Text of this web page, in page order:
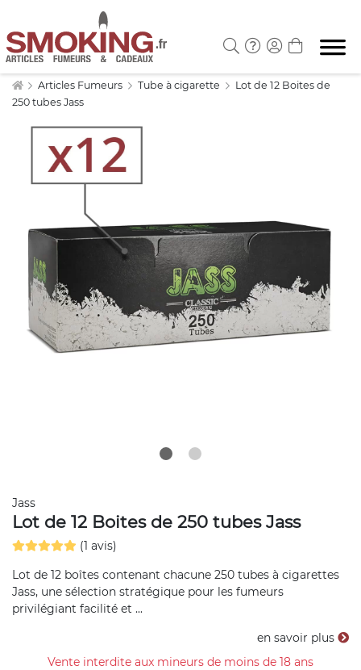
Articles Fumeurs Tube à cigarette
Lot de 12 Boites de
250 tubes Jass
Jass
Lot de 12 Boites de 250 tubes Jass
(1 avis)
Lot de 12 boîtes contenant chacune 250 tubes à cigarettes
Jass, une sélection stratégique pour les fumeurs
privilégiant facilité et ...
en savoir plus
Vente interdite aux mineurs de moins de 18 ans